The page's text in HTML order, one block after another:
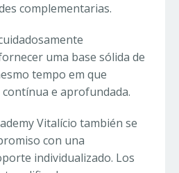
complementarias.
uma base sólida de
tempo em que
e aprofundada.
Vitalício también se
con una
individualizado. Los